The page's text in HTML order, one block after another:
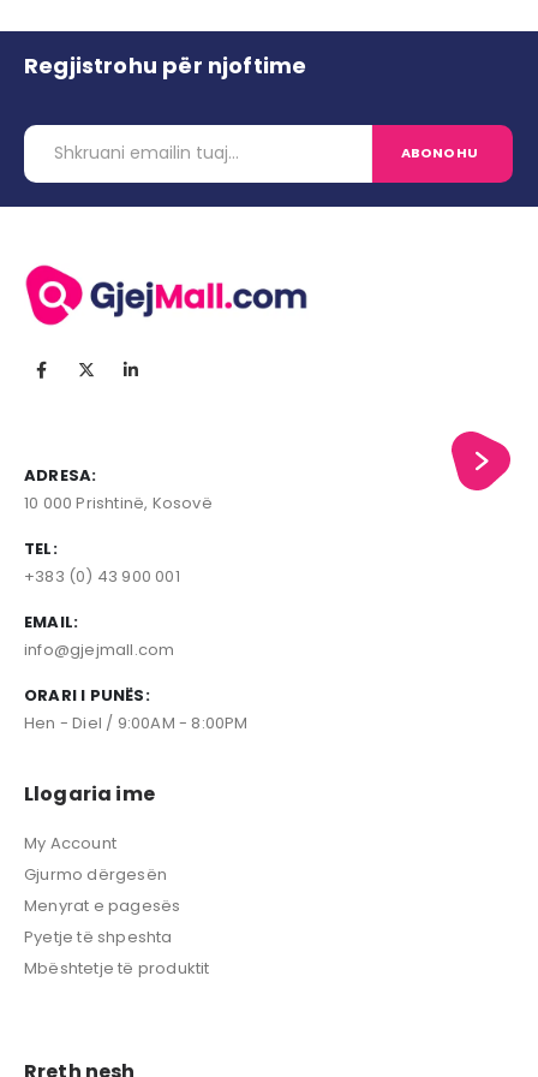
Regjistrohu për njoftime
ADRESA:
10 000 Prishtinë, Kosovë
TEL:
+383 (0) 43 900 001
EMAIL:
info@gjejmall.com
ORARI I PUNËS:
Hen - Diel / 9:00AM - 8:00PM
Llogaria ime
My Account
Gjurmo dërgesën
Menyrat e pagesës
Pyetje të shpeshta
Mbështetje të produktit